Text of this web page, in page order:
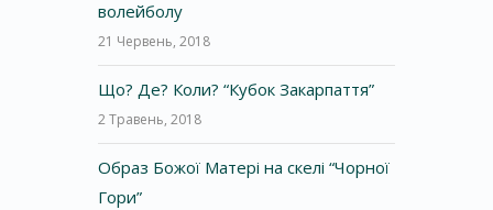
волейболу
21 Червень, 2018
Що? Де? Коли? “Кубок Закарпаття”
2 Травень, 2018
Образ Божої Матері на скелі “Чорної
Гори”